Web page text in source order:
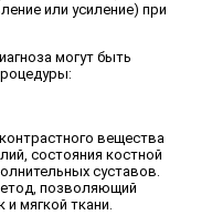
или усиление) при
могут быть
вещества
состояния костной
суставов.
позволяющий
и мягкой ткани.